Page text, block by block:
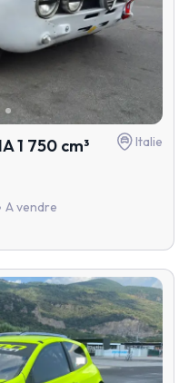
1 750 cm³
Italie
A vendre